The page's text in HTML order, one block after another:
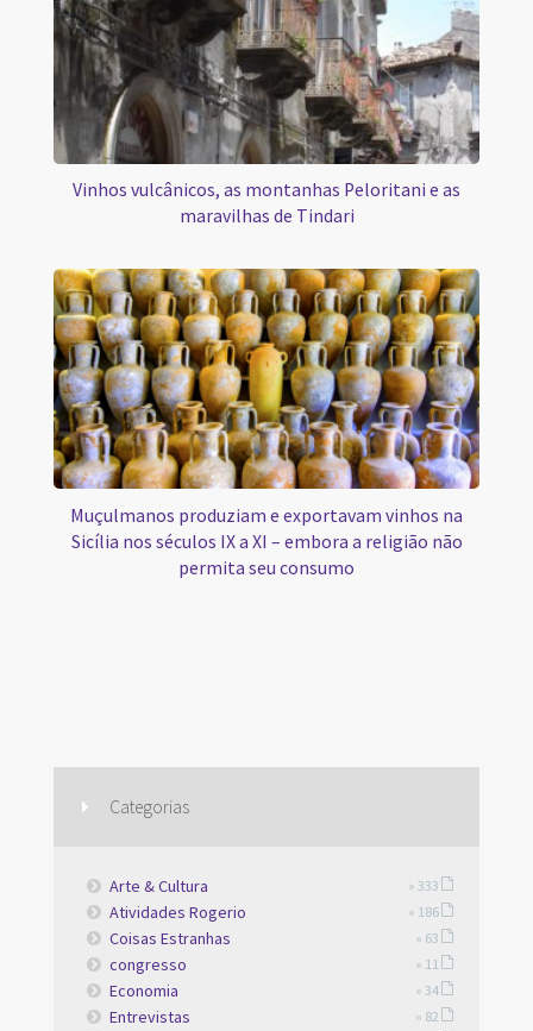
Vinhos vulcânicos, as montanhas Peloritani e as
maravilhas de Tindari
Muçulmanos produziam e exportavam vinhos na
Sicília nos séculos IX a XI – embora a religião não
permita seu consumo
Categorias
Arte & Cultura » 333
Atividades Rogerio » 186
Coisas Estranhas » 63
congresso » 11
Economia » 34
Entrevistas » 82